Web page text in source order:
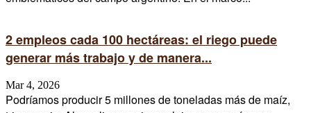
2 empleos cada 100 hectáreas: el riego puede
generar más trabajo y de manera...
Mar 4, 2026
Podríamos producir 5 millones de toneladas más de maíz,